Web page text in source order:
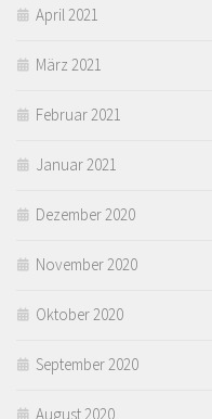
April 2021
März 2021
Februar 2021
Januar 2021
Dezember 2020
November 2020
Oktober 2020
September 2020
August 2020